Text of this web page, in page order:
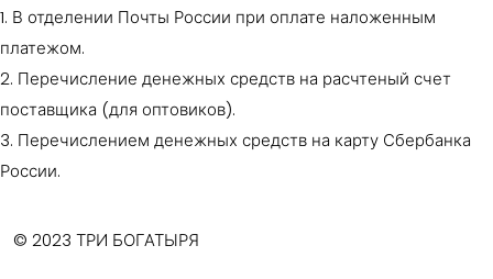
1. В отделении Почты России при оплате наложенным
платежом.
2. Перечисление денежных средств на расчтеный счет
поставщика (для оптовиков).
3. Перечислением денежных средств на карту Сбербанка
России.
© 2023 ТРИ БОГАТЫРЯ